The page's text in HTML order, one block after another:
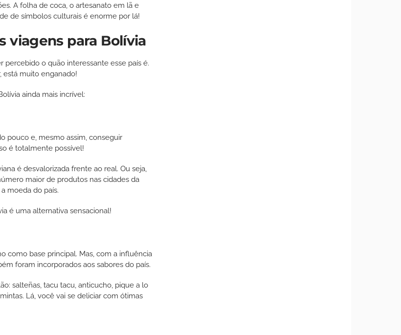
A folha de coca, o artesanato em lã e
de símbolos culturais é enorme por lá!
viagens para Bolívia
o quão interessante esse país é.
está muito enganado!
ainda mais incrível:
pouco e, mesmo assim, conseguir
é totalmente possível!
é desvalorizada frente ao real. Ou seja,
maior de produtos nas cidades da
moeda do país.
é uma alternativa sensacional!
como base principal. Mas, com a influência
foram incorporados aos sabores do país.
salteñas, tacu tacu, anticucho, pique a lo
Lá, você vai se deliciar com ótimas